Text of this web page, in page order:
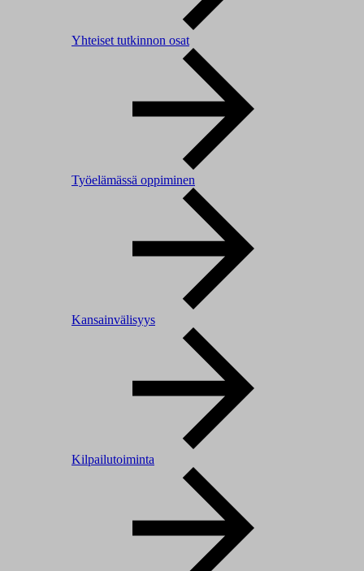
Yhteiset tutkinnon osat
Työelämässä oppiminen
Kansainvälisyys
Kilpailutoiminta